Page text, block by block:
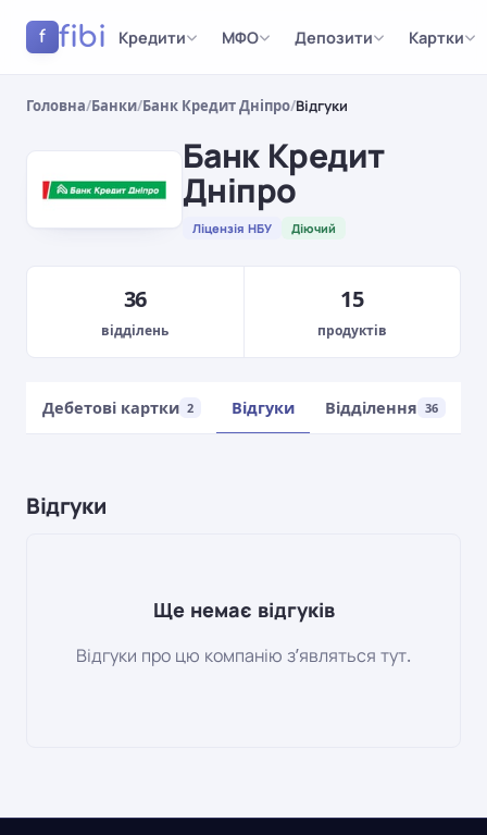
f fibi Кредити МФО Депозити Картки
Головна/Банки/Банк Кредит Дніпро/Відгуки
Банк Кредит
Дніпро
Ліцензія НБУ Діючий
36
відділень
15
продуктів
Дебетові картки 2 Відгуки Відділення 36
Відгуки
Ще немає відгуків
Відгуки про цю компанію зʼявляться тут.